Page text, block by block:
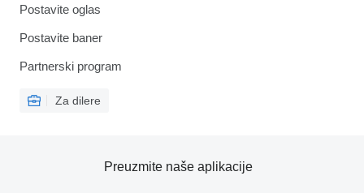
Postavite oglas
Postavite baner
Partnerski program
Za dilere
Preuzmite naše aplikacije